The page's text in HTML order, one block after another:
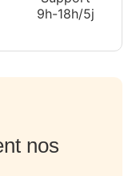
9h-18h/5j
nos